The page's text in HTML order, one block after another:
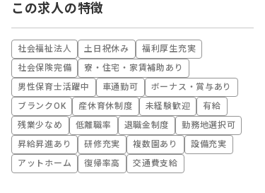
この求人の特徴
社会福祉法人 土日祝休み
福利厚生充実
社会保険完備
寮・住宅・家賃補助あり
男性保育士活躍中
車通勤可
ボーナス・賞与あり
ブランクOK
産休育休制度 未経験歓迎
有給
残業少なめ
低離職率 退職金制度
勤務地選択可
昇給昇進あり
研修充実 複数園あり
設備充実
アットホーム
復帰率高 交通費支給